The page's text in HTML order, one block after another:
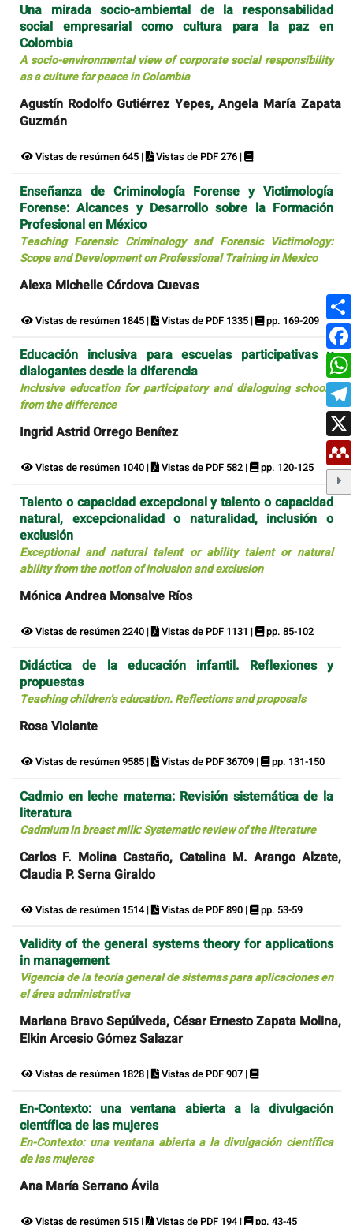
Una mirada socio-ambiental de la responsabilidad
social empresarial como cultura para la paz en
Colombia
A socio-environmental view of corporate social responsibility
as a culture for peace in Colombia
Agustín Rodolfo Gutiérrez Yepes, Angela María Zapata
Guzmán
Vistas de resúmen 645 | Vistas de PDF 276 |
Enseñanza de Criminología Forense y Victimología
Forense: Alcances y Desarrollo sobre la Formación
Profesional en México
Teaching Forensic Criminology and Forensic Victimology:
Scope and Development on Professional Training in Mexico
Alexa Michelle Córdova Cuevas
Vistas de resúmen 1845 | Vistas de PDF 1335 | pp. 169-209
Educación inclusiva para escuelas participativas y
dialogantes desde la diferencia
Inclusive education for participatory and dialoguing schools
from the difference
Ingrid Astrid Orrego Benítez
Vistas de resúmen 1040 | Vistas de PDF 582 | pp. 120-125
Talento o capacidad excepcional y talento o capacidad
natural, excepcionalidad o naturalidad, inclusión o
exclusión
Exceptional and natural talent or ability talent or natural
ability from the notion of inclusion and exclusion
Mónica Andrea Monsalve Ríos
Vistas de resúmen 2240 | Vistas de PDF 1131 | pp. 85-102
Didáctica de la educación infantil. Reflexiones y
propuestas
Teaching children’s education. Reflections and proposals
Rosa Violante
Vistas de resúmen 9585 | Vistas de PDF 36709 | pp. 131-150
Cadmio en leche materna: Revisión sistemática de la
literatura
Cadmium in breast milk: Systematic review of the literature
Carlos F. Molina Castaño, Catalina M. Arango Alzate,
Claudia P. Serna Giraldo
Vistas de resúmen 1514 | Vistas de PDF 890 | pp. 53-59
Validity of the general systems theory for applications
in management
Vigencia de la teoría general de sistemas para aplicaciones en
el área administrativa
Mariana Bravo Sepúlveda, César Ernesto Zapata Molina,
Elkin Arcesio Gómez Salazar
Vistas de resúmen 1828 | Vistas de PDF 907 |
En-Contexto: una ventana abierta a la divulgación
científica de las mujeres
En-Contexto: una ventana abierta a la divulgación científica
de las mujeres
Ana María Serrano Ávila
Vistas de resúmen 515 | Vistas de PDF 194 | pp. 43-45